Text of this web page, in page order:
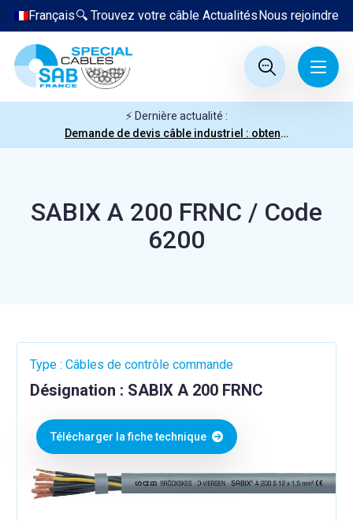
Nous rejoindre
Actualités
🔍 Trouvez votre câble
Français
⚡ Dernière actualité :
Demande de devis câble industriel : obtenez votre prix en quelques clics
SABIX A 200 FRNC / Code
6200
Type : Câbles de contrôle commande
Désignation : SABIX A 200 FRNC
Télécharger la fiche technique